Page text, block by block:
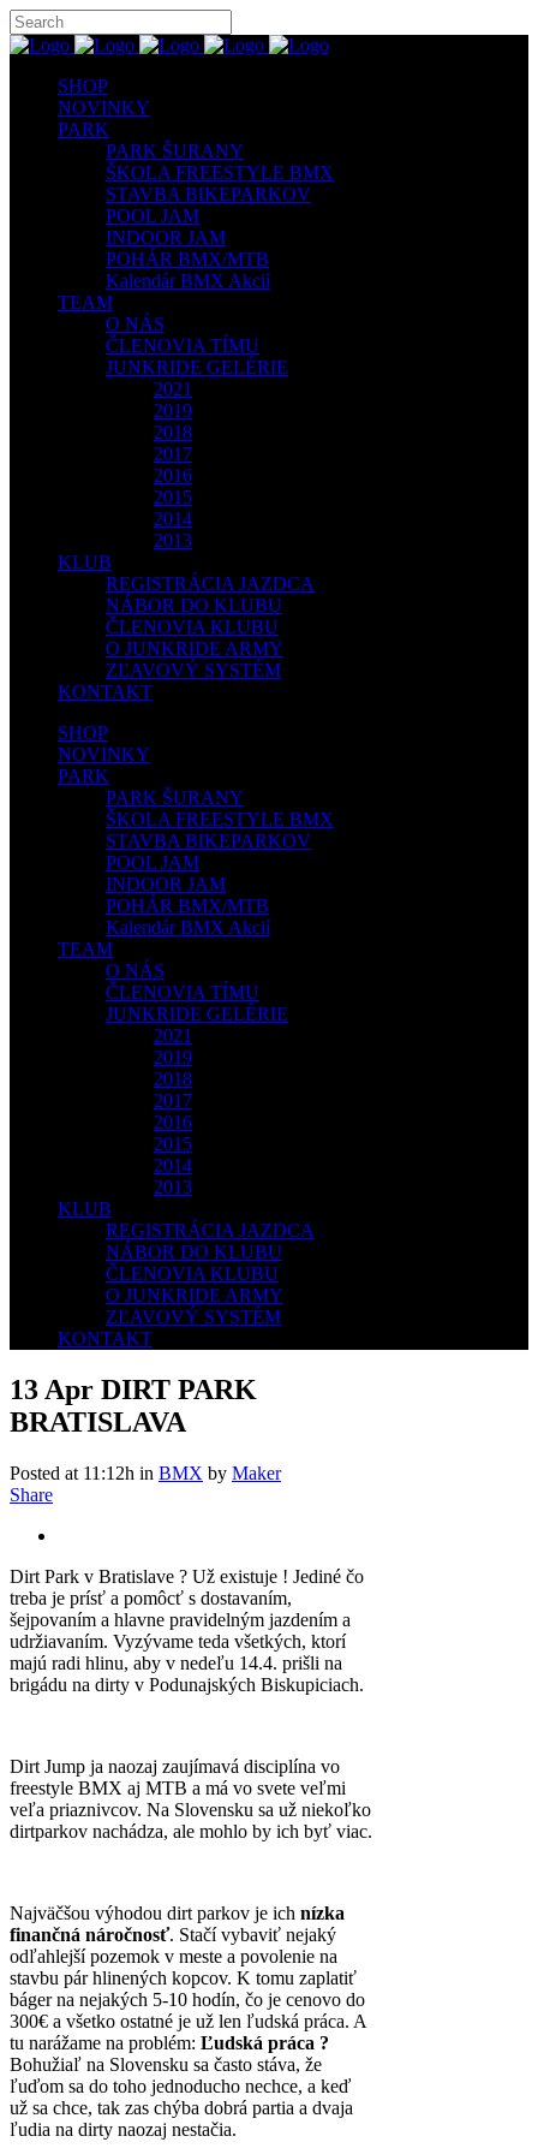
SHOP
NOVINKY
PARK
PARK ŠURANY
ŠKOLA FREESTYLE BMX
STAVBA BIKEPARKOV
POOL JAM
INDOOR JAM
POHÁR BMX/MTB
Kalendár BMX Akcií
TEAM
O NÁS
ČLENOVIA TÍMU
JUNKRIDE GELÉRIE
2021
2019
2018
2017
2016
2015
2014
2013
KLUB
REGISTRÁCIA JAZDCA
NÁBOR DO KLUBU
ČLENOVIA KLUBU
O JUNKRIDE ARMY
ZĽAVOVÝ SYSTÉM
KONTAKT
SHOP
NOVINKY
PARK
PARK ŠURANY
ŠKOLA FREESTYLE BMX
STAVBA BIKEPARKOV
POOL JAM
INDOOR JAM
POHÁR BMX/MTB
Kalendár BMX Akcií
TEAM
O NÁS
ČLENOVIA TÍMU
JUNKRIDE GELÉRIE
2021
2019
2018
2017
2016
2015
2014
2013
KLUB
REGISTRÁCIA JAZDCA
NÁBOR DO KLUBU
ČLENOVIA KLUBU
O JUNKRIDE ARMY
ZĽAVOVÝ SYSTÉM
KONTAKT
13 Apr DIRT PARK
BRATISLAVA
Posted at 11:12h in BMX by Maker
Share
Dirt Park v Bratislave ? Už existuje ! Jediné čo
treba je prísť a pomôcť s dostavaním,
šejpovaním a hlavne pravidelným jazdením a
udržiavaním. Vyzývame teda všetkých, ktorí
majú radi hlinu, aby v nedeľu 14.4. prišli na
brigádu na dirty v Podunajských Biskupiciach.
Dirt Jump ja naozaj zaujímavá disciplína vo
freestyle BMX aj MTB a má vo svete veľmi
veľa priaznivcov. Na Slovensku sa už niekoľko
dirtparkov nachádza, ale mohlo by ich byť viac.
Najväčšou výhodou dirt parkov je ich nízka
finančná náročnosť. Stačí vybaviť nejaký
odľahlejší pozemok v meste a povolenie na
stavbu pár hlinených kopcov. K tomu zaplatiť
báger na nejakých 5-10 hodín, čo je cenovo do
300€ a všetko ostatné je už len ľudská práca. A
tu narážame na problém: Ľudská práca ?
Bohužiaľ na Slovensku sa často stáva, že
ľuďom sa do toho jednoducho nechce, a keď
už sa chce, tak zas chýba dobrá partia a dvaja
ľudia na dirty naozaj nestačia.